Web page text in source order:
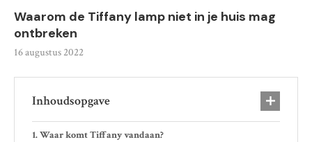
Waarom de Tiffany lamp niet in je huis mag
ontbreken
16 augustus 2022
Inhoudsopgave
Waar komt Tiffany vandaan?